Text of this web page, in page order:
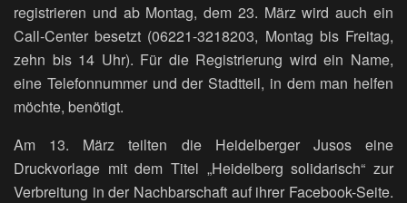
registrieren und ab Montag, dem 23. März wird auch ein
Call-Center besetzt (06221-3218203, Montag bis Freitag,
zehn bis 14 Uhr). Für die Registrierung wird ein Name,
eine Telefonnummer und der Stadtteil, in dem man helfen
möchte, benötigt.
Am 13. März teilten die Heidelberger Jusos eine
Druckvorlage mit dem Titel „Heidelberg solidarisch“ zur
Verbreitung in der Nachbarschaft auf ihrer Facebook-Seite.